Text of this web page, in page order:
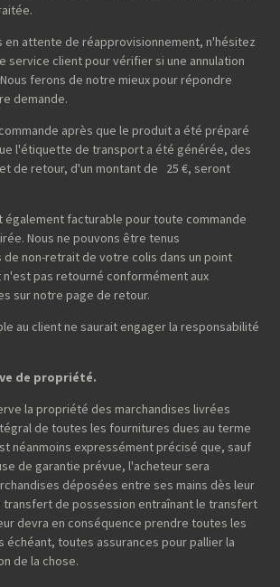
en attente de réapprovisionnement, n'hésitez
service client pour vérifier si une annulation
ferons de notre mieux pour répondre
demande.
après que le produit a été préparé
l'étiquette de transport a été générée, des
de retour, d'un montant de 25 €, seront
également facturable pour toute commande
Nous ne pouvons être tenus
de non-retrait de votre colis dans un point
n'est pas retourné conformément aux
sur notre page de retour.
au client ne saurait engager la responsabilité
de propriété.
la propriété des marchandises livrées
de toutes les fournitures dues au terme
néanmoins expressément précisé que, sauf
de garantie prévue, l'acheteur sera
déposées entre ses mains dès leur
transfert de possession entraînant le transfert
devra en conséquence prendre toutes les
échéant, toutes assurances pour pallier la
de la chose.